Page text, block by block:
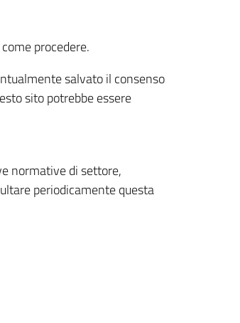
procedere.
salvato il consenso
sito potrebbe essere
normative di settore,
periodicamente questa